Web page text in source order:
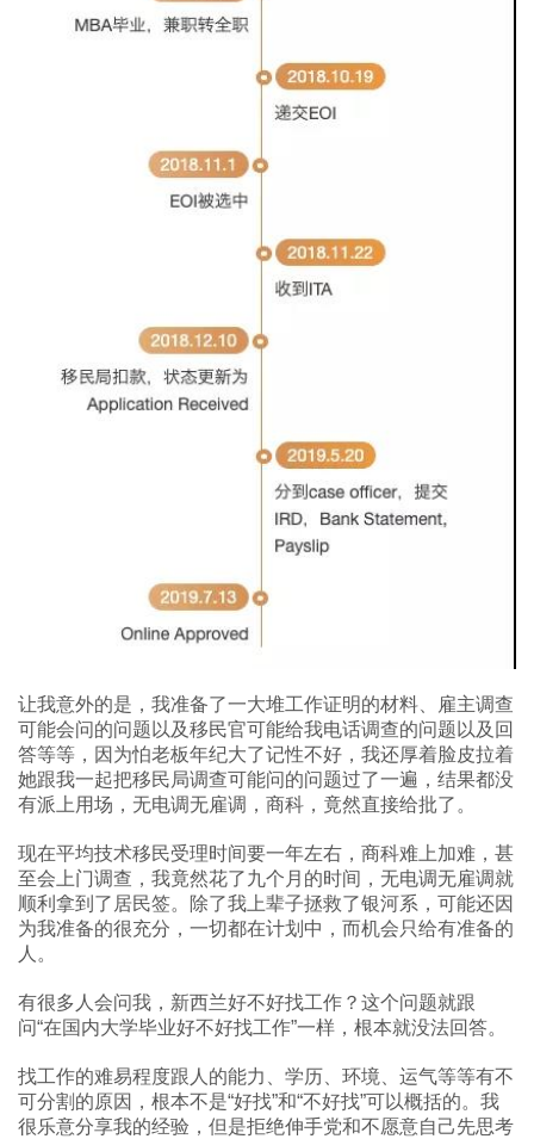
让我意外的是，我准备了一大堆工作证明的材料、雇主调查
可能会问的问题以及移民官可能给我电话调查的问题以及回
答等等，因为怕老板年纪大了记性不好，我还厚着脸皮拉着
她跟我一起把移民局调查可能问的问题过了一遍，结果都没
有派上用场，无电调无雇调，商科，竟然直接给批了。
现在平均技术移民受理时间要一年左右，商科难上加难，甚
至会上门调查，我竟然花了九个月的时间，无电调无雇调就
顺利拿到了居民签。除了我上辈子拯救了银河系，可能还因
为我准备的很充分，一切都在计划中，而机会只给有准备的
人。
有很多人会问我，新西兰好不好找工作？这个问题就跟
问“在国内大学毕业好不好找工作”一样，根本就没法回答。
找工作的难易程度跟人的能力、学历、环境、运气等等有不
可分割的原因，根本不是“好找”和“不好找”可以概括的。我
很乐意分享我的经验，但是拒绝伸手党和不愿意自己先思考